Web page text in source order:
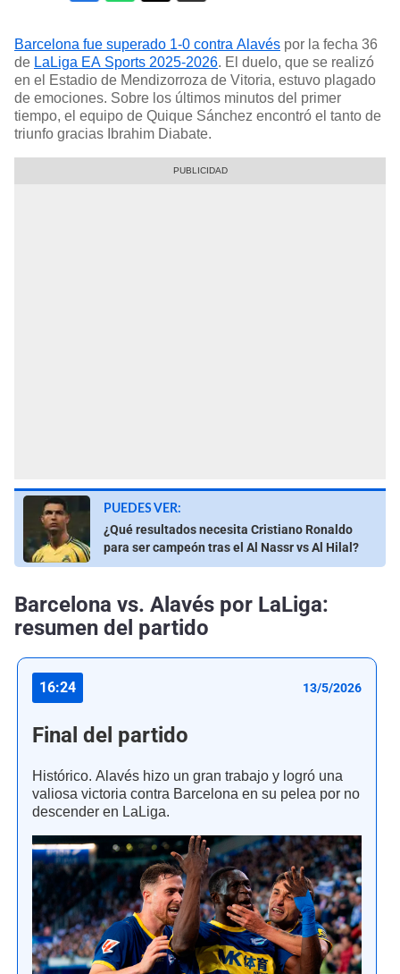
Barcelona fue superado 1-0 contra Alavés por la fecha 36
de LaLiga EA Sports 2025-2026. El duelo, que se realizó
en el Estadio de Mendizorroza de Vitoria, estuvo plagado
de emociones. Sobre los últimos minutos del primer
tiempo, el equipo de Quique Sánchez encontró el tanto de
triunfo gracias Ibrahim Diabate.
PUEDES VER:
¿Qué resultados necesita Cristiano Ronaldo
para ser campeón tras el Al Nassr vs Al Hilal?
Barcelona vs. Alavés por LaLiga:
resumen del partido
16:24 13/5/2026
Final del partido
Histórico. Alavés hizo un gran trabajo y logró una
valiosa victoria contra Barcelona en su pelea por no
descender en LaLiga.